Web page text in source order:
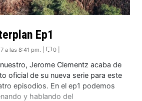
Ep1
a las 8:41 pm. | 0 |
Jerome Clementz acaba de
oficial de su nueva serie para este
episodios. En el ep1 podemos
y hablando del